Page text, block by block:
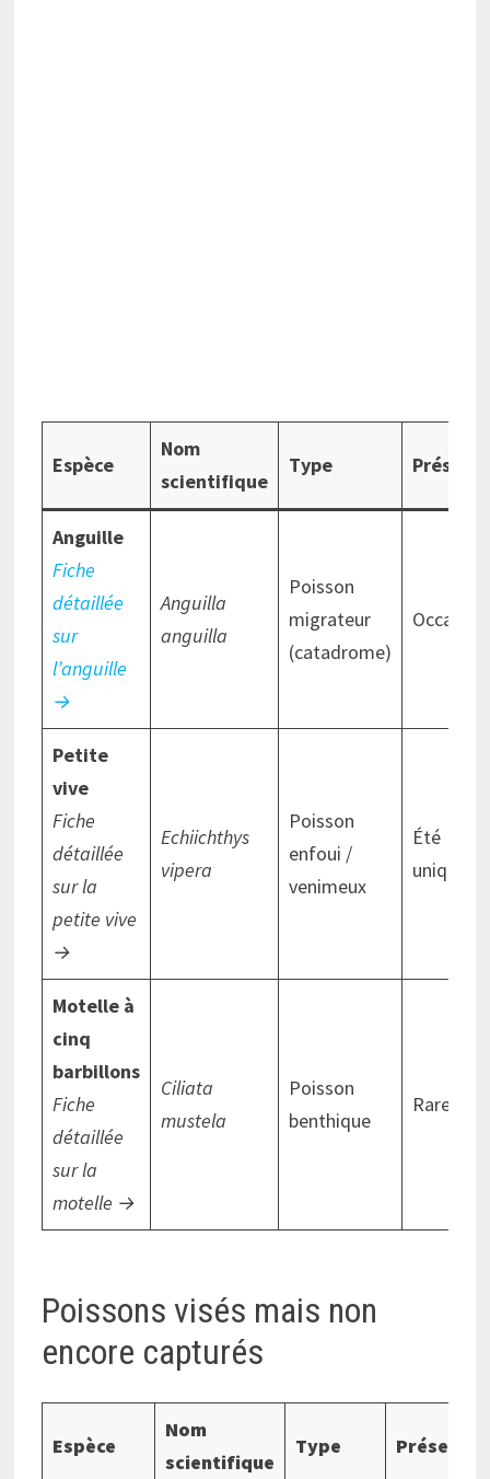
Espèce
Nom
scientifique
Type
Anguille
Fiche
détaillée
sur
l’anguille
→
Anguilla
anguilla
Poisson
migrateur
(catadrome)
Petite
vive
Fiche
détaillée
sur la
petite vive
→
Echiichthys
vipera
Poisson
enfoui /
venimeux
Été
Motelle à
cinq
barbillons
Fiche
détaillée
sur la
motelle →
Ciliata
mustela
Poisson
benthique
Rare
Poissons visés mais non
encore capturés
Espèce
Nom
scientifique
Type Présence